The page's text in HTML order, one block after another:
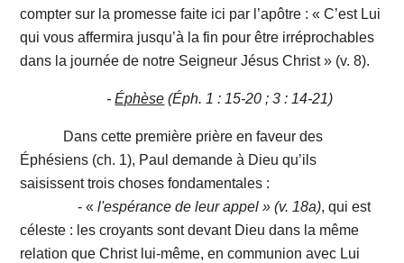
compter sur la promesse faite ici par l’apôtre : « C’est Lui
qui vous affermira jusqu’à la fin pour être irréprochables
dans la journée de notre Seigneur Jésus Christ » (v. 8).
- Éphèse (Éph. 1 : 15-20 ; 3 : 14-21)
Dans cette première prière en faveur des
Éphésiens (ch. 1), Paul demande à Dieu qu’ils
saisissent trois choses fondamentales :
- «l'espérance de leur appel » (v. 18a), qui est
céleste : les croyants sont devant Dieu dans la même
relation que Christ lui-même, en communion avec Lui